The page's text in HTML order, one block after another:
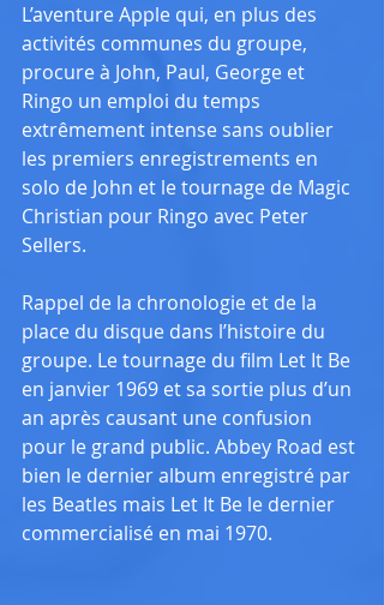
L’aventure Apple qui, en plus des
activités communes du groupe,
procure à John, Paul, George et
Ringo un emploi du temps
extrêmement intense sans oublier
les premiers enregistrements en
solo de John et le tournage de Magic
Christian pour Ringo avec Peter
Sellers.
Rappel de la chronologie et de la
place du disque dans l’histoire du
groupe. Le tournage du film Let It Be
en janvier 1969 et sa sortie plus d’un
an après causant une confusion
pour le grand public. Abbey Road est
bien le dernier album enregistré par
les Beatles mais Let It Be le dernier
commercialisé en mai 1970.